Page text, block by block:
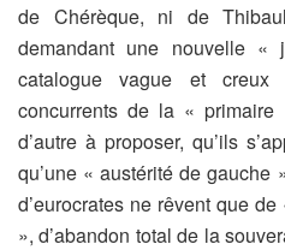
de Chérèque, ni de
demandant une nouvelle «
catalogue vague et
concurrents de la « primaire
d’autre à proposer, qu’ils
qu’une « austérité de gauche
d’eurocrates ne rêvent que
», d’abandon total de la